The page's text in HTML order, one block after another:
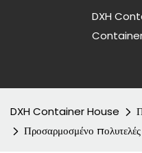
DXH
DXH Container House
Προσαρμοσμένο